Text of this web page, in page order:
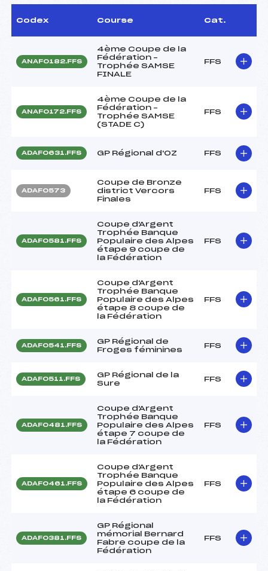
Codex Course Cat.
ANAF0182.FFS
4ème Coupe de la
Fédération –
Trophée SAMSE
FINALE
FFS
ANAF0172.FFS
4ème Coupe de la
Fédération –
Trophée SAMSE
(STADE C)
FFS
ADAF0631.FFS GP Régional d'OZ FFS
ADAF0573
Coupe de Bronze
district Vercors
Finales
FFS
ADAF0581.FFS
Coupe d'Argent
Trophée Banque
Populaire des Alpes
étape 9 coupe de
la Fédération
FFS
ADAF0561.FFS
Coupe d'Argent
Trophée Banque
Populaire des Alpes
étape 8 coupe de
la Fédération
FFS
ADAF0541.FFS
GP Régional de
Froges féminines
FFS
ADAF0511.FFS
GP Régional de la
Sure
FFS
ADAF0481.FFS
Coupe d'Argent
Trophée Banque
Populaire des Alpes
étape 7 coupe de
la Fédération
FFS
ADAF0461.FFS
Coupe d'Argent
Trophée Banque
Populaire des Alpes
étape 6 coupe de
la Fédération
FFS
ADAF0381.FFS
GP Régional
mémorial Bernard
Fabre coupe de la
Fédération
FFS